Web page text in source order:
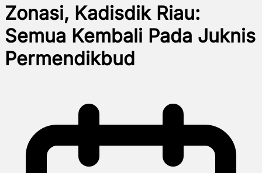
Zonasi, Kadisdik Riau:
Semua Kembali Pada Juknis
Permendikbud